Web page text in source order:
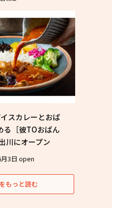
スカレーとおば
る［彼TOおばん
川にオープン
3日 open
もっと読む